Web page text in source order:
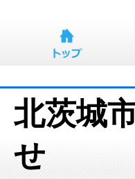
北茨城
せ